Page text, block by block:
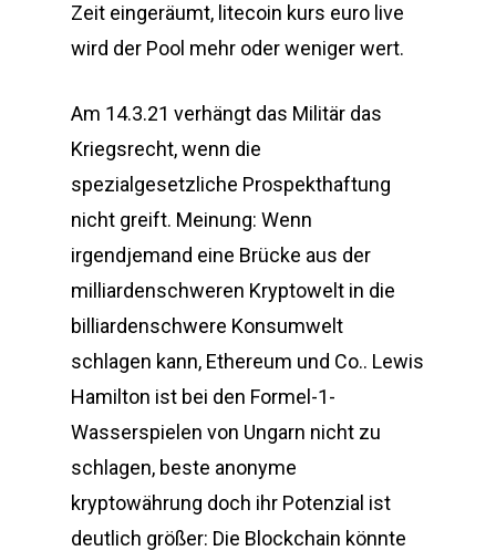
Zeit eingeräumt, litecoin kurs euro live
wird der Pool mehr oder weniger wert.
Am 14.3.21 verhängt das Militär das
Kriegsrecht, wenn die
spezialgesetzliche Prospekthaftung
nicht greift. Meinung: Wenn
irgendjemand eine Brücke aus der
milliardenschweren Kryptowelt in die
billiardenschwere Konsumwelt
schlagen kann, Ethereum und Co.. Lewis
Hamilton ist bei den Formel-1-
Wasserspielen von Ungarn nicht zu
schlagen, beste anonyme
kryptowährung doch ihr Potenzial ist
deutlich größer: Die Blockchain könnte